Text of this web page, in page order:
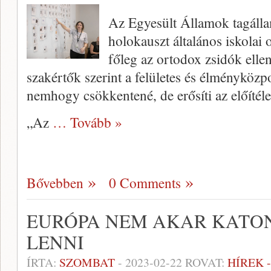
Az Egyesült Államok
holokauszt általános iskolai
főleg az ortodox zsidók
szakértők szerint a felületes és
nemhogy csökkentené, de erősíti az
„Az … Tovább »
Bővebben 0 Comments
EURÓPA NEM AKAR
LENNI
ÍRTA: SZOMBAT- 2023-02-22 ROVAT: HÍREK